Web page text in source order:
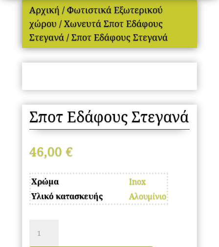
Αρχική / Φωτιστικά Εξωτερικού
χώρου / Χωνευτά Σποτ Εδάφους
Στεγανά/ Σποτ Εδάφους Στεγανά
Σποτ Εδάφους Στεγανά
46,00 €
Χρώμα
Inox
Υλικό κατασκευής
Αλουμίνιο
Εδάφους